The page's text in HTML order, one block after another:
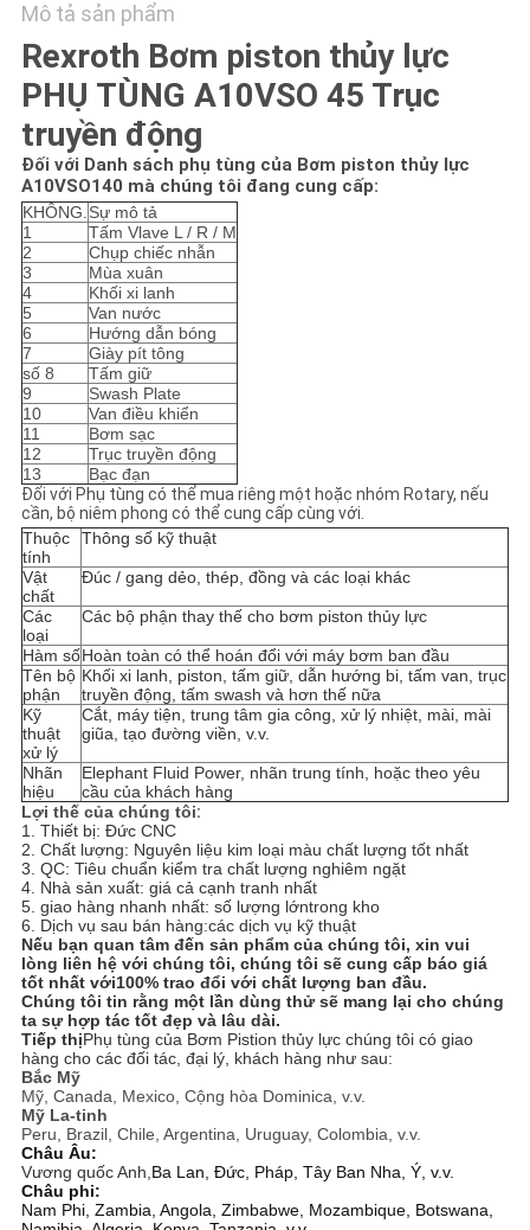
ĐỒ
TRANG
WEB
PRIVACY
POLICY
Mô tả sản phẩm
Rexroth Bơm piston thủy lực
PHỤ TÙNG A10VSO 45 Trục
truyền động
Đối với Danh sách phụ tùng của Bơm piston thủy lực
A10VSO140 mà chúng tôi đang cung cấp:
KHÔNG.Sự mô tả
1
Tấm Vlave L / R / M
2
Chụp chiếc nhẫn
3
Mùa xuân
4
Khối xi lanh
5
Van nước
6
Hướng dẫn bóng
7
Giày pít tông
số 8
Tấm giữ
9
Swash Plate
10
Van điều khiển
11
Bơm sạc
12
Trục truyền động
13
Bạc đạn
Đối với Phụ tùng có thể mua riêng một hoặc nhóm Rotary, nếu
cần, bộ niêm phong có thể cung cấp cùng với.
Thuộc
tính
Thông số kỹ thuật
Vật
chất
Đúc / gang dẻo, thép, đồng và các loại khác
Các
loại
Các bộ phận thay thế cho bơm piston thủy lực
Hàm sốHoàn toàn có thể hoán đổi với máy bơm ban đầu
Tên bộ
phận
Khối xi lanh, piston, tấm giữ, dẫn hướng bi, tấm van, trục
truyền động, tấm swash và hơn thế nữa
Kỹ
thuật
xử lý
Cắt, máy tiện, trung tâm gia công, xử lý nhiệt, mài, mài
giũa, tạo đường viền, v.v.
Nhãn
hiệu
Elephant Fluid Power, nhãn trung tính, hoặc theo yêu
cầu của khách hàng
Lợi thế của chúng tôi:
1. Thiết bị: Đức CNC
2. Chất lượng: Nguyên liệu kim loại màu chất lượng tốt nhất
3. QC: Tiêu chuẩn kiểm tra chất lượng nghiêm ngặt
4. Nhà sản xuất: giá cả cạnh tranh nhất
5. giao hàng nhanh nhất: số lượng lớntrong kho
6. Dịch vụ sau bán hàng:các dịch vụ kỹ thuật
Nếu bạn quan tâm đến sản phẩm của chúng tôi, xin vui
lòng liên hệ với chúng tôi, chúng tôi sẽ cung cấp báo giá
tốt nhất với100% trao đổi với chất lượng ban đầu.
Chúng tôi tin rằng một lần dùng thử sẽ mang lại cho chúng
ta sự hợp tác tốt đẹp và lâu dài.
Tiếp thịPhụ tùng của Bơm Pistion thủy lực chúng tôi có giao
hàng cho các đối tác, đại lý, khách hàng như sau:
Bắc Mỹ
Mỹ, Canada, Mexico, Cộng hòa Dominica, v.v.
Mỹ La-tinh
Peru, Brazil, Chile, Argentina, Uruguay, Colombia, v.v.
Châu Âu:
Vương quốc Anh,Ba Lan, Đức, Pháp, Tây Ban Nha, Ý, v.v.
Châu phi:
Nam Phi, Zambia, Angola, Zimbabwe, Mozambique, Botswana,